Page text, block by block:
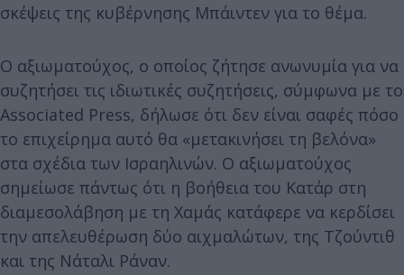
σκέψεις της κυβέρνησης Μπάιντεν για το θέμα.
Ο αξιωματούχος, ο οποίος ζήτησε ανωνυμία για να
συζητήσει τις ιδιωτικές συζητήσεις, σύμφωνα με το
Associated Press, δήλωσε ότι δεν είναι σαφές πόσο
το επιχείρημα αυτό θα «μετακινήσει τη βελόνα»
στα σχέδια των Ισραηλινών. Ο αξιωματούχος
σημείωσε πάντως ότι η βοήθεια του Κατάρ στη
διαμεσολάβηση με τη Χαμάς κατάφερε να κερδίσει
την απελευθέρωση δύο αιχμαλώτων, της Τζούντιθ
και της Νάταλι Ράναν.